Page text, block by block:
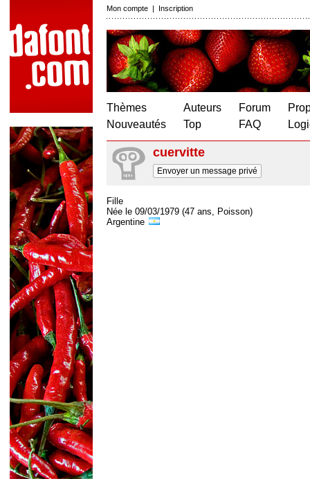
Mon compte | Inscription
Thèmes
Nouveautés
Auteurs
Top
Forum
FAQ
cuervitte
Envoyer un message privé
Fille
Née le 09/03/1979 (47 ans, Poisson)
Argentine